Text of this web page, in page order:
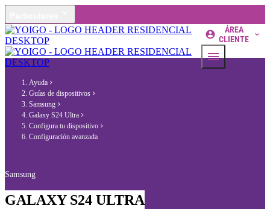
ÁREA
CLIENTE
Ayuda
Guías de dispositivos
Samsung
Galaxy S24 Ultra
Configura tu dispositivo
Configuración avanzada
Samsung
GALAXY S24 ULTRA